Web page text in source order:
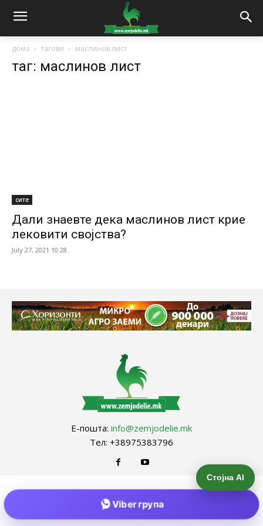
дома тагови маслинов лист
таг: маслинов лист
сите
Дали знаевте дека маслинов лист крие
лековити својства?
July 27, 2021 10:28
Е-пошта: info@zemjodelie.mk
Тел: +38975383796
Стојна AI
Viber група